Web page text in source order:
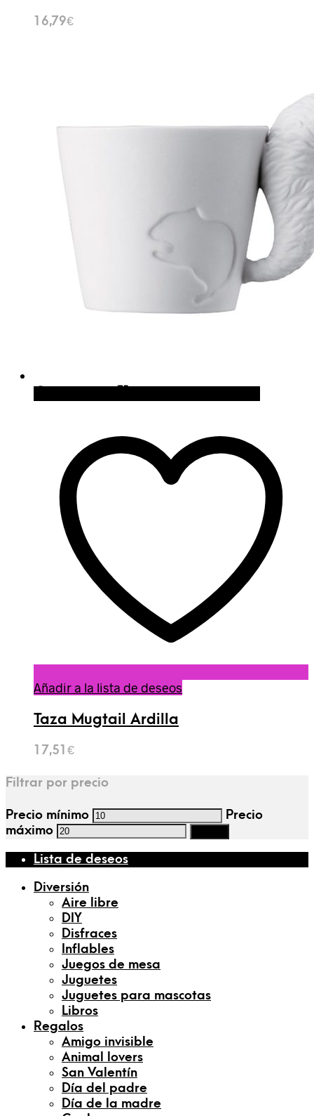
16,79€
Añadir a la lista de deseos
Taza Mugtail Ardilla
17,51 €
Filtrar por precio
Precio mínimo
Precio
máximo
Lista de deseos
Diversión
Aire libre
DIY
Disfraces
Inflables
Juegos de mesa
Juguetes
Juguetes para mascotas
Libros
Regalos
Amigo invisible
Animal lovers
San Valentín
Día del padre
Día de la madre